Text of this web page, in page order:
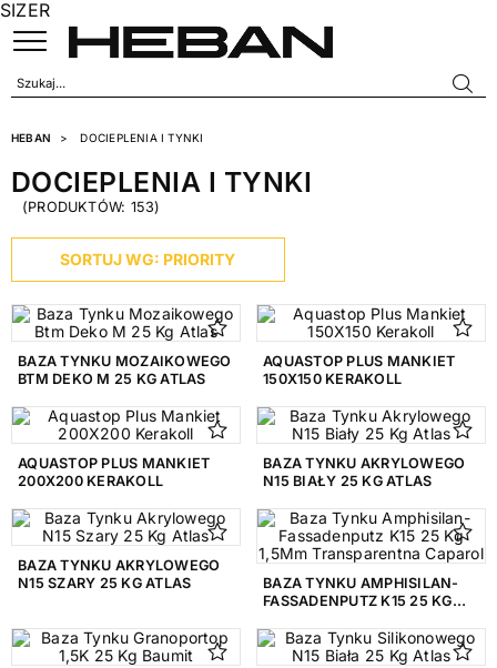
HEBAN DOCIEPLENIA I TYNKI
AKCESORIA DOCIEPLENIOWE
GRUNTY POD TYNKI 25
KLEJE DO DOCIEPLEŃ 30
TYNKI WEWNĘTRZNE
TYNKI ZEWNĘTRZNE
PRODUCENT
ZASTOSOWANIE
Wewnętrzne, Zewnętrzne
DOCIEPLENIA I TYNKI
(PRODUKTÓW: 153)
SORTUJ WG: PRIORITY
BAZA TYNKU MOZAIKOWEGO
BTM DEKO M 25 KG ATLAS
AQUASTOP PLUS MANKIET
150X150 KERAKOLL
AQUASTOP PLUS MANKIET
200X200 KERAKOLL
BAZA TYNKU AKRYLOWEGO
N15 BIAŁY 25 KG ATLAS
BAZA TYNKU AKRYLOWEGO
N15 SZARY 25 KG ATLAS
BAZA TYNKU AMPHISILAN-
FASSADENPUTZ K15 25 KG
CAPAROL
SIZER